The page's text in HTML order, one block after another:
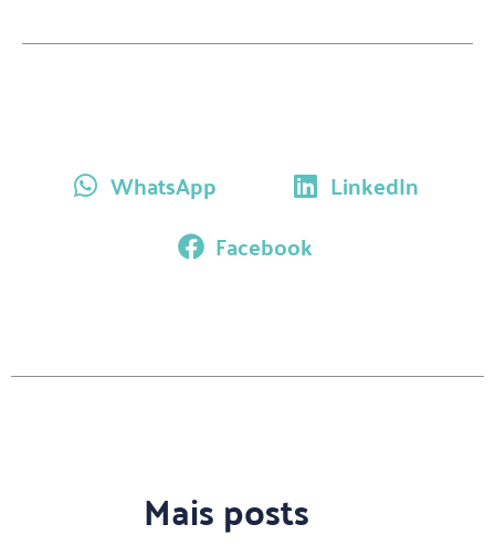
WhatsApp
LinkedIn
Facebook
Mais posts